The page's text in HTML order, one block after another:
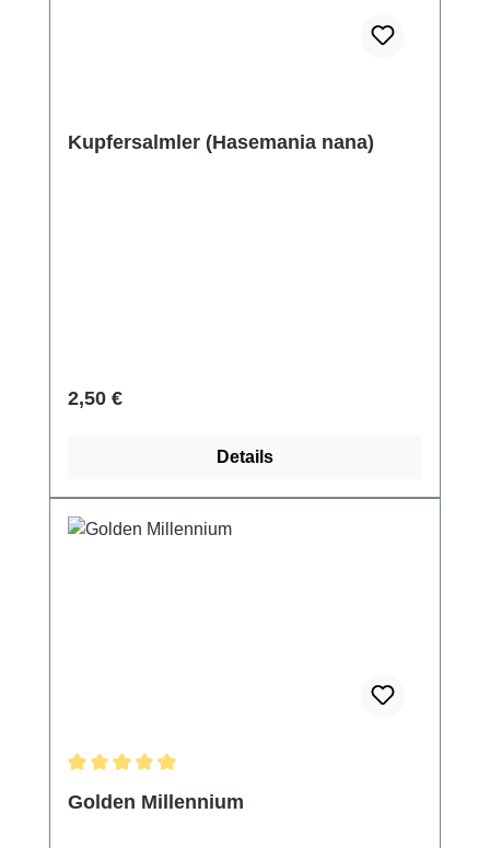
Kupfersalmler (Hasemania nana)
Regulärer Preis:
2,50 €
Details
Golden Millennium